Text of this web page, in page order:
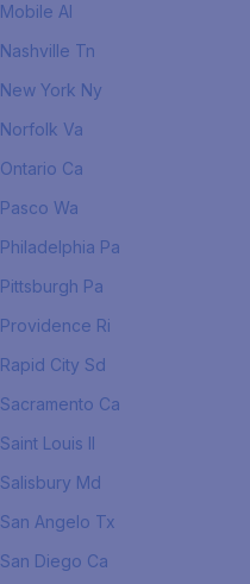
Mobile Al
Nashville Tn
New York Ny
Norfolk Va
Ontario Ca
Pasco Wa
Philadelphia Pa
Pittsburgh Pa
Providence Ri
Rapid City Sd
Sacramento Ca
Saint Louis Il
Salisbury Md
San Angelo Tx
San Diego Ca